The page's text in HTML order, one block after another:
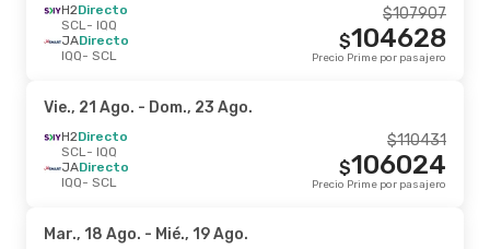
H2Directo
SCL- IQQ
JADirecto
IQQ- SCL
107907
$
104628
$
Precio Prime por pasajero
Vie., 21 Ago. - Dom., 23 Ago.
H2Directo
SCL- IQQ
JADirecto
IQQ- SCL
110431
$
106024
$
Precio Prime por pasajero
Mar., 18 Ago. - Mié., 19 Ago.